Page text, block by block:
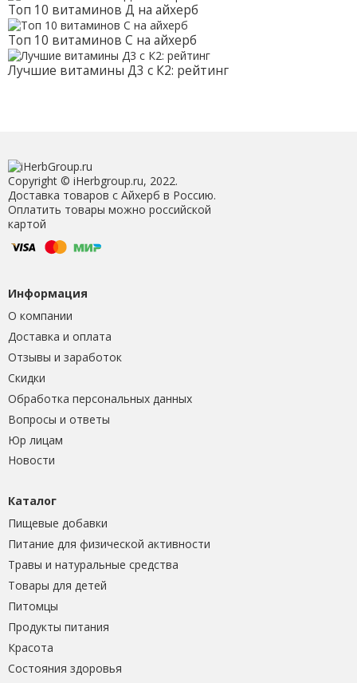
Топ 10 витаминов Д на айхерб
Топ 10 витаминов С на айхерб
Лучшие витамины Д3 с К2: рейтинг
Copyright © iHerbgroup.ru, 2022.
Доставка товаров с Айхерб в Россию.
Оплатить товары можно российской
картой
Информация
О компании
Доставка и оплата
Отзывы и заработок
Скидки
Обработка персональных данных
Вопросы и ответы
Юр лицам
Новости
Каталог
Пищевые добавки
Питание для физической активности
Травы и натуральные средства
Товары для детей
Питомцы
Продукты питания
Красота
Состояния здоровья